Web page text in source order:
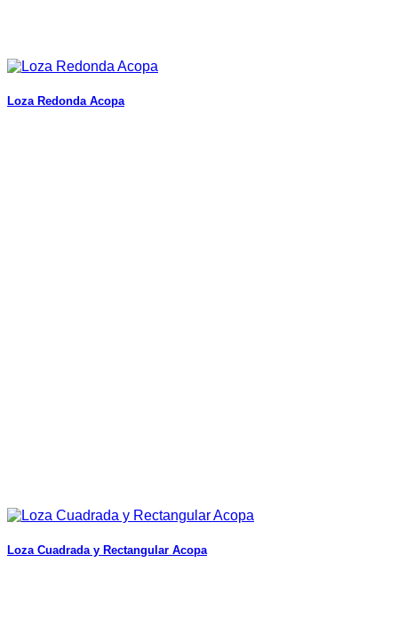
Loza Redonda Acopa
Loza Cuadrada y Rectangular Acopa